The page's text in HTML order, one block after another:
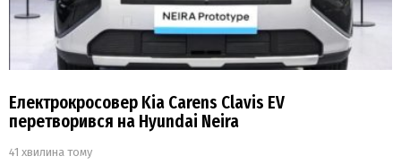
Електрокросовер Kia Carens Clavis EV
перетворився на Hyundai Neira
41 хвилина тому